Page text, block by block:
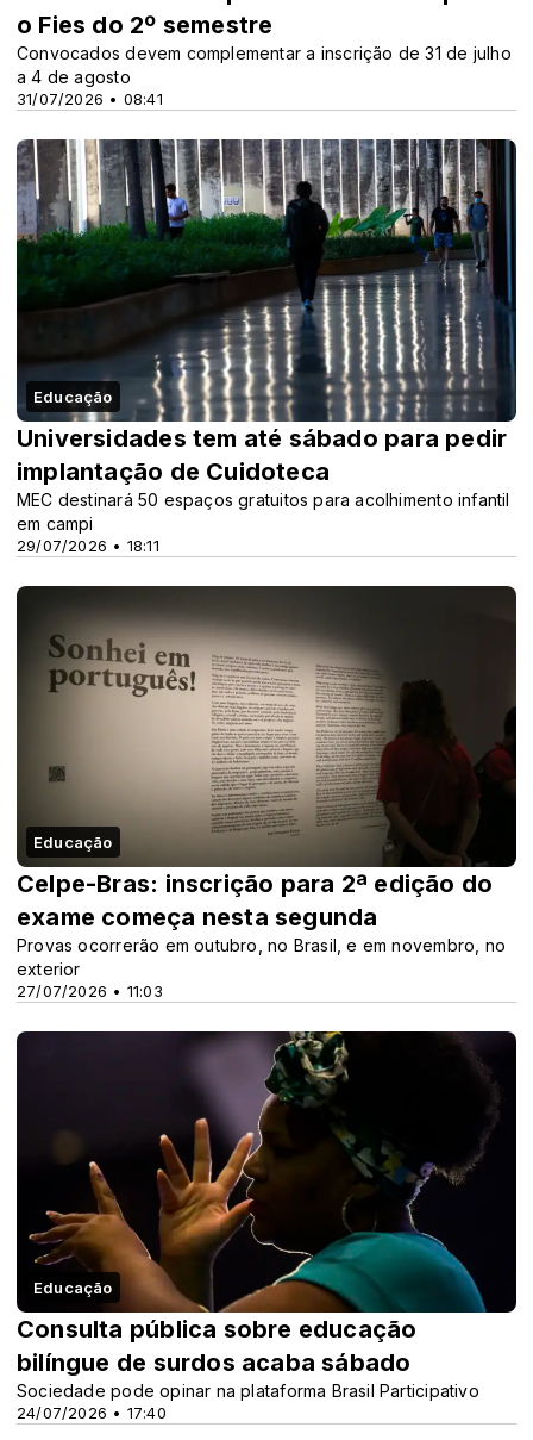
31/07/2026 • 08:41
o Fies do 2º semestre
Convocados devem complementar a inscrição de 31 de julho
a 4 de agosto
Educação
29/07/2026 • 18:11
Universidades tem até sábado para pedir
implantação de Cuidoteca
MEC destinará 50 espaços gratuitos para acolhimento infantil
em campi
Educação
27/07/2026 • 11:03
Celpe-Bras: inscrição para 2ª edição do
exame começa nesta segunda
Provas ocorrerão em outubro, no Brasil, e em novembro, no
exterior
Educação
24/07/2026 • 17:40
Consulta pública sobre educação
bilíngue de surdos acaba sábado
Sociedade pode opinar na plataforma Brasil Participativo